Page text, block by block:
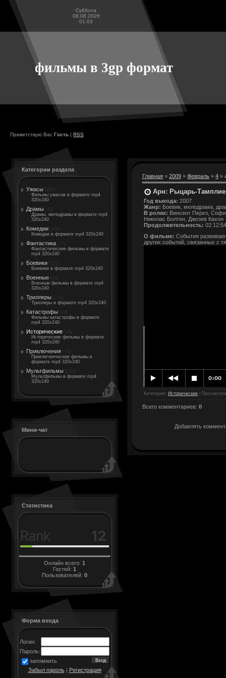
Суббота
08.08.2026
01:03
фильмы в 3gp формат
Приветствую Вас Гость | RSS
Категории раздела
Ужасы
Фильмы ужасов в формате mp4
320x240
Драмы
Драмы, мелодрамы в формате mp4
320x240
Комедии
Комедии в формате mp4 320x240
Фантастика
Фантастические фильмы в формате
mp4 320x240
Боевики
Боевики в формате mp4 320x240
Военные
Военные фильмы в формате mp4
320x240
Триллеры
Триллеры в формате mp4 320x240
Катастрофы
Фильмы катастрофы в формате
mp4 320x240
Исторические
Исторические фильмы в формате
mp4 320x240
Приключения
Приключенческие фильмы в
формате mp4 320x240
Мультфильмы
Мультфильмы в формате mp4
320x240
Мини-чат
Статистика
Онлайн всего: 1
Гостей: 1
Пользователей: 0
Форма входа
Логин:
Пароль:
запомнить
Забыл пароль| Регистрация
Главная » 2009 » Февраль » 4 »
Арн: Рыцарь-
Год выхода: 2007
Жанр: Боевик, мелодрама,
В ролях: Винсент Перез,
Николас Болтон, Джозев Кахон
Продолжительность: 02:12:54
О фильме: События
других событий, связанных с
Категория : Исторические
Всего комментариев: 0
Добавлять